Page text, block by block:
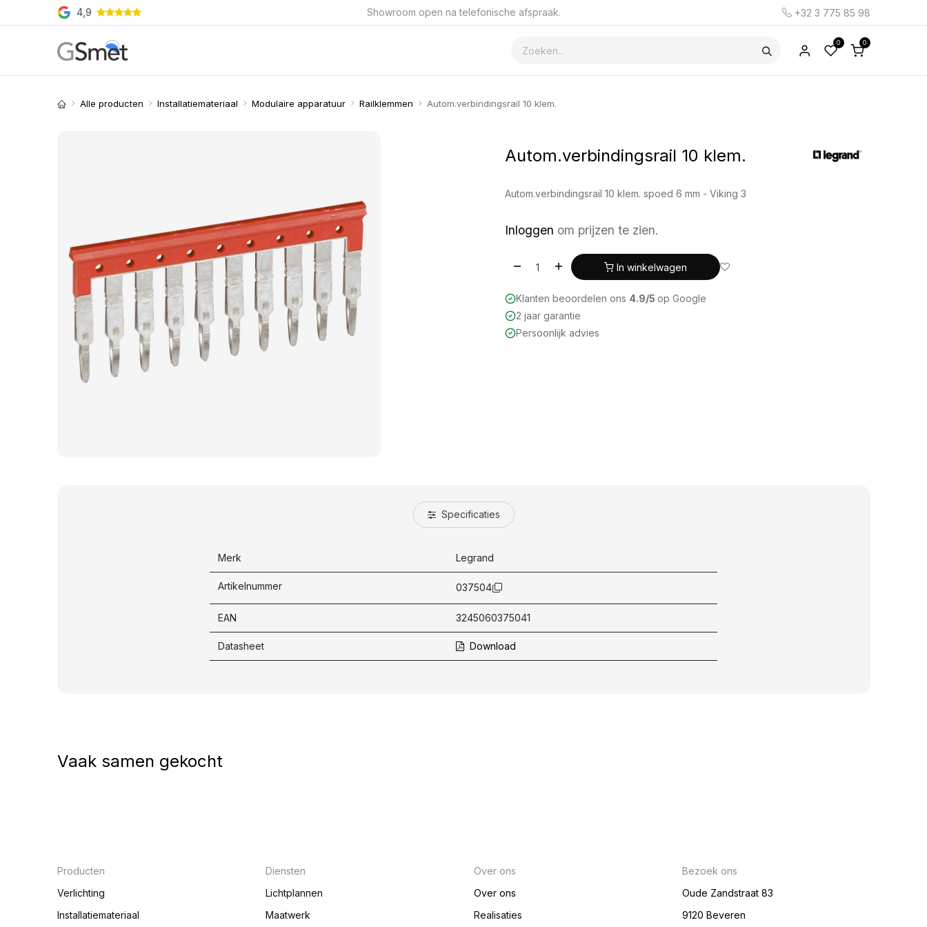
Overslaan naar inhoud
4,9 Showroom open na telefonische afspraak. +32 3 775 85 98
0 0
Alle producten Installatiemateriaal Modulaire apparatuur Railklemmen Autom.verbindingsrail 10 klem.
Autom.verbindingsrail 10 klem.
Autom.verbindingsrail 10 klem. spoed 6 mm - Viking 3
Inloggen om prijzen te zien.
In winkelwagen
Klanten beoordelen ons 4.9/5 op Google
2 jaar garantie
Persoonlijk advies
Specificaties
Merk Legrand
Artikelnummer 037504
EAN 3245060375041
Datasheet Download
Vaak samen gekocht
Producten
Verlichting
Installatiemateriaal
Diensten
Lichtplannen
Maatwerk
Over ons
Over ons
Realisaties
Bezoek ons
Oude Zandstraat 83
9120 Beveren